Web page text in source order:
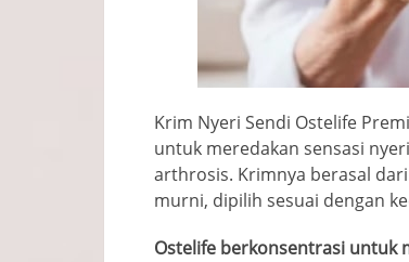
Krim Nyeri Sendi Ostelife
untuk meredakan sensasi
arthrosis. Krimnya berasal
murni, dipilih sesuai dengan
Ostelife berkonsentrasi untuk